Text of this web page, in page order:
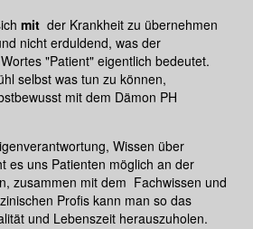
mit der Krankheit zu übernehmen
nicht erduldend, was der
"Patient" eigentlich bedeutet.
selbst was tun zu können,
mit dem Dämon PH
Wissen über
es uns Patienten möglich an der
zusammen mit dem Fachwissen und
Profis kann man so das
und Lebenszeit herauszuholen.